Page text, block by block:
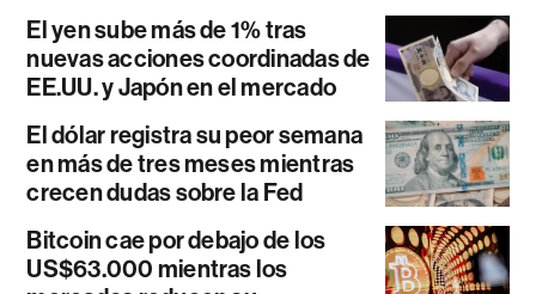
El yen sube más de 1% tras
nuevas acciones coordinadas de
EE.UU. y Japón en el mercado
El dólar registra su peor semana
en más de tres meses mientras
crecen dudas sobre la Fed
Bitcoin cae por debajo de los
US$63.000 mientras los